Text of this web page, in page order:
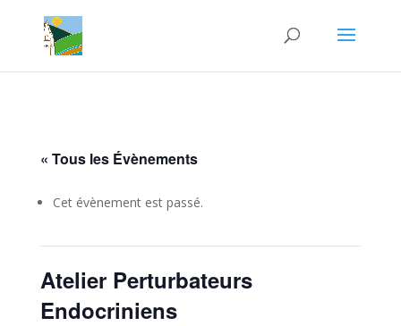
« Tous les Évènements
Cet évènement est passé.
Atelier Perturbateurs
Endocriniens